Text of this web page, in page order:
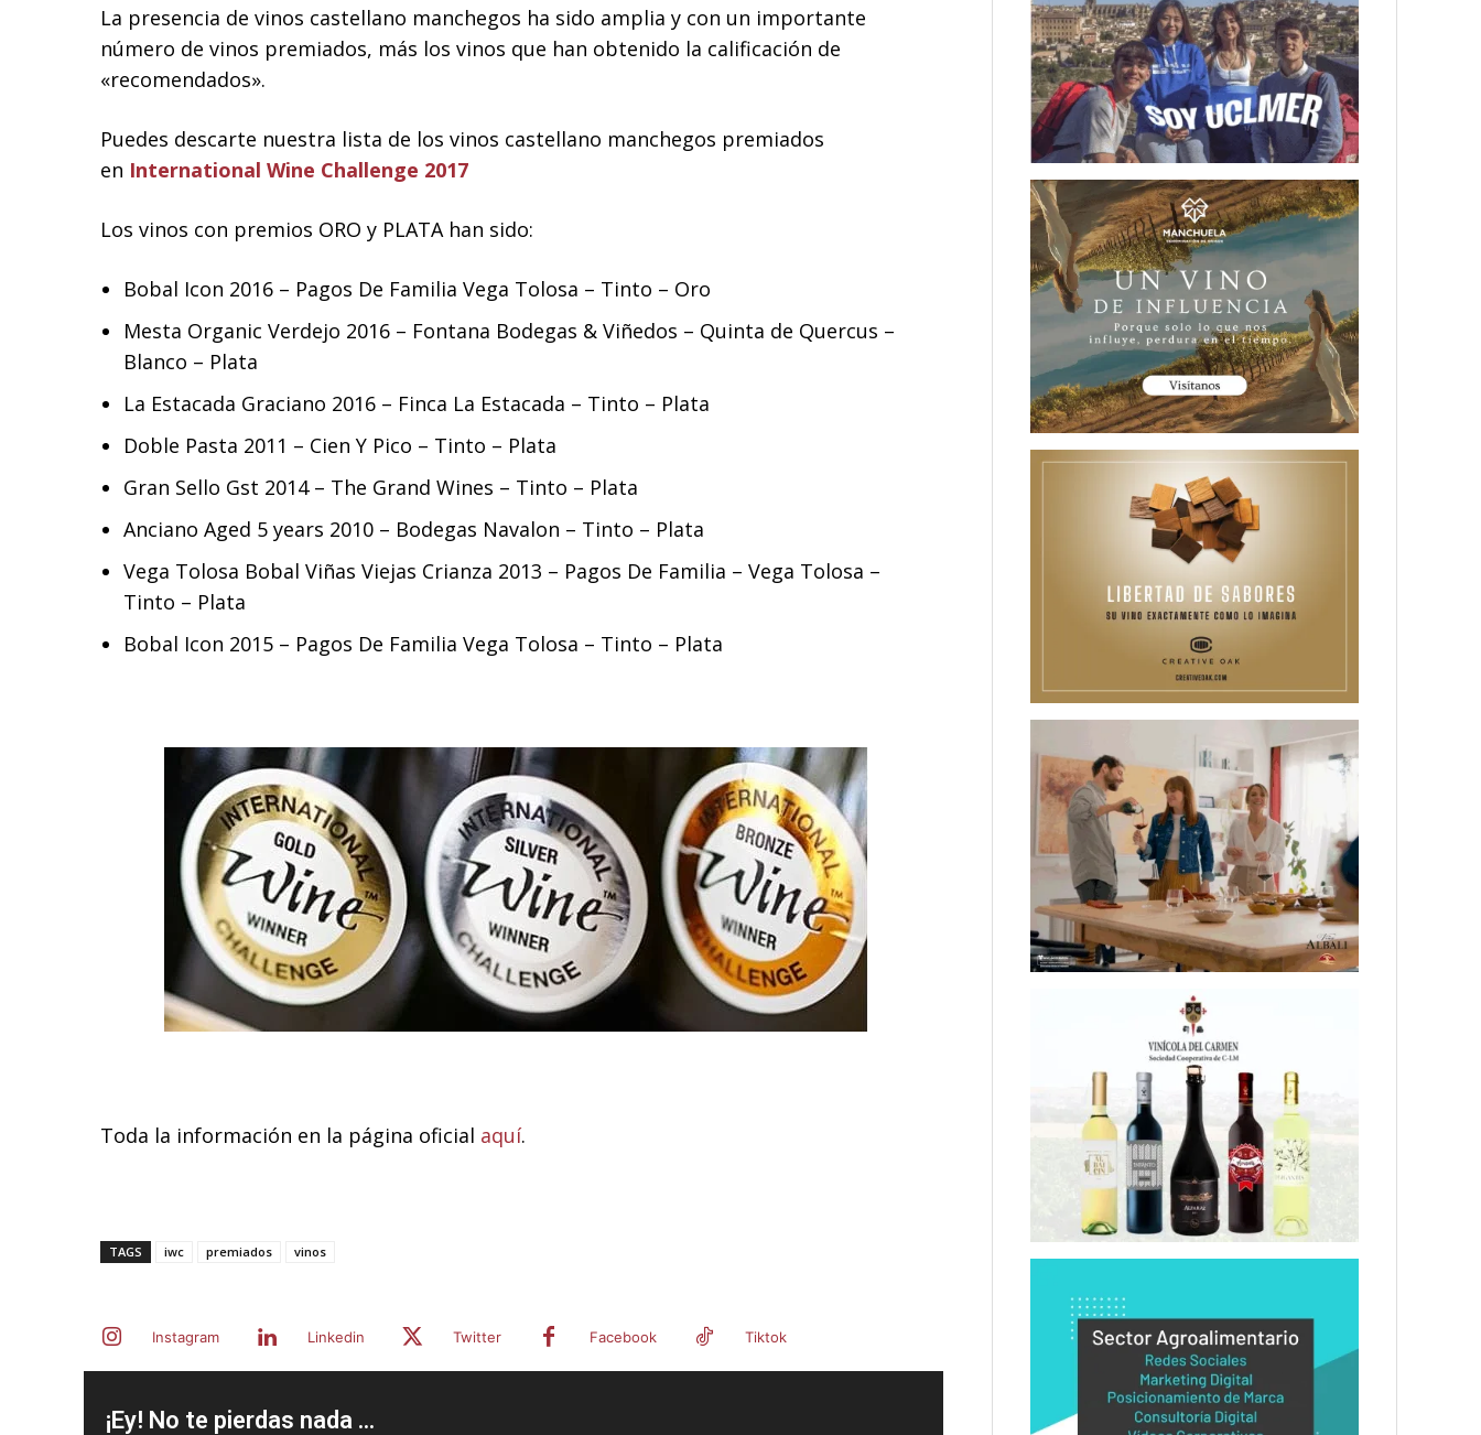
La presencia de vinos castellano manchegos ha sido amplia y con un importante
número de vinos premiados, más los vinos que han obtenido la calificación de
«recomendados».
Puedes descarte nuestra lista de los vinos castellano manchegos premiados
en International Wine Challenge 2017
Los vinos con premios ORO y PLATA han sido:
Bobal Icon 2016 – Pagos De Familia Vega Tolosa – Tinto – Oro
Mesta Organic Verdejo 2016 – Fontana Bodegas & Viñedos – Quinta de Quercus –
Blanco – Plata
La Estacada Graciano 2016 – Finca La Estacada – Tinto – Plata
Doble Pasta 2011 – Cien Y Pico – Tinto – Plata
Gran Sello Gst 2014 – The Grand Wines – Tinto – Plata
Anciano Aged 5 years 2010 – Bodegas Navalon – Tinto – Plata
Vega Tolosa Bobal Viñas Viejas Crianza 2013 – Pagos De Familia – Vega Tolosa –
Tinto – Plata
Bobal Icon 2015 – Pagos De Familia Vega Tolosa – Tinto – Plata
Toda la información en la página oficial aquí.
TAGS iwc premiados vinos
Instagram Linkedin Twitter Facebook Tiktok
¡Ey! No te pierdas nada ...